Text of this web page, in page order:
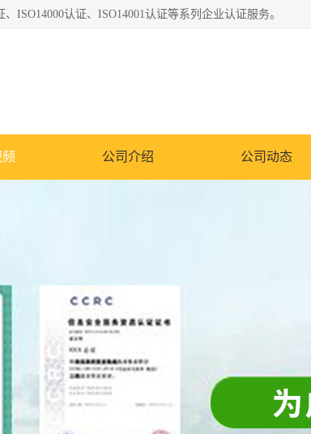
ISO14000认证、ISO14001认证等系列企业认证服务。
公司介绍 公司动态